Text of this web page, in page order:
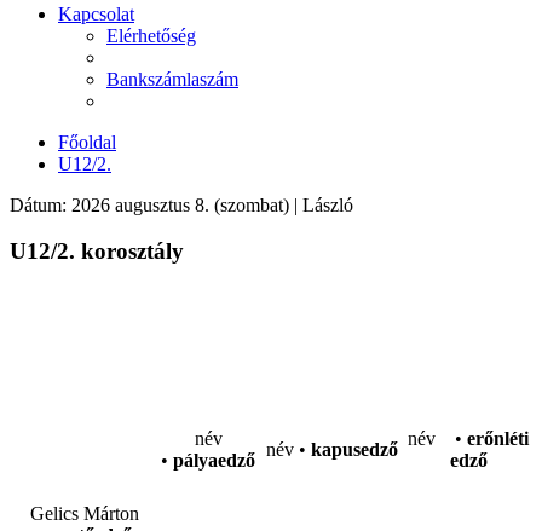
Kapcsolat
Elérhetőség
Bankszámlaszám
Főoldal
U12/2.
Dátum: 2026 augusztus 8. (szombat) | László
U12/2. korosztály
Gelics Márton
név
• pályaedző
név • kapusedző
név • erőnléti
edző